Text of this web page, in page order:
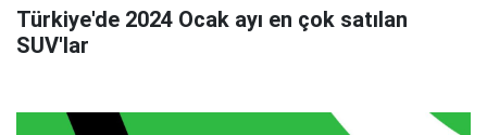
Türkiye'de 2024 Ocak ayı en çok satılan
SUV'lar